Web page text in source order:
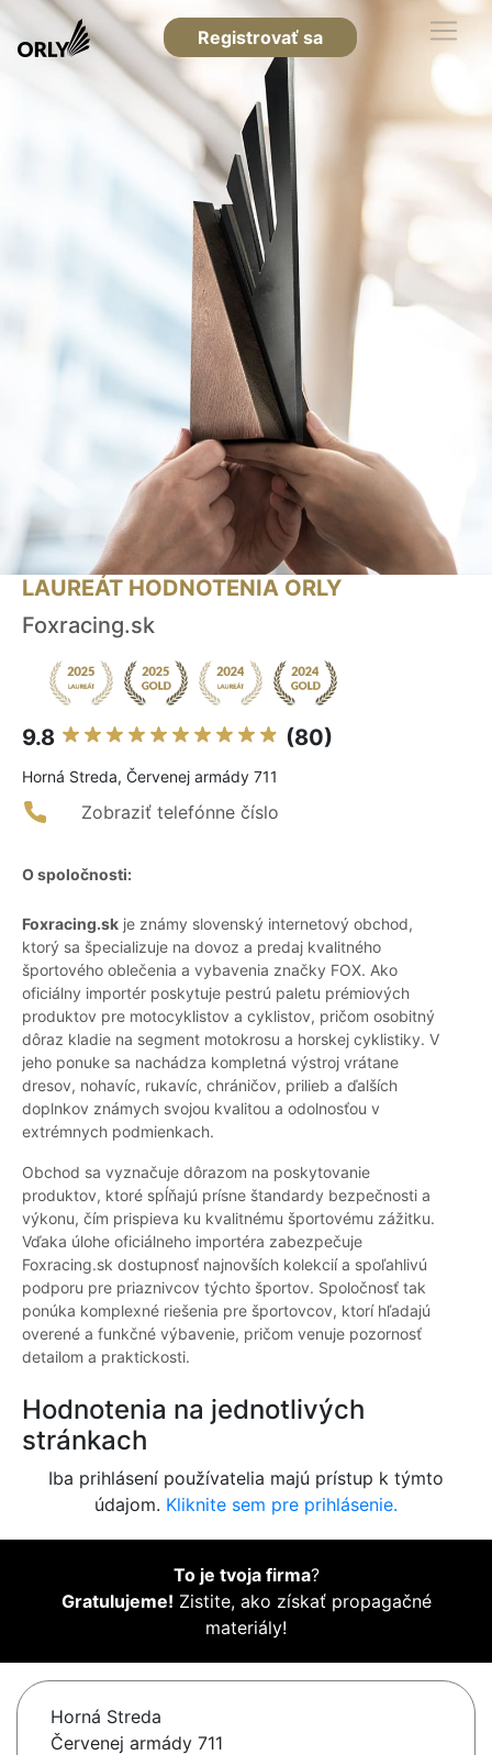
Registrovať sa
LAUREÁT HODNOTENIA ORLY
Foxracing.sk
9.8 (80)
Horná Streda, Červenej armády 711
Zobraziť telefónne číslo
O spoločnosti:
Foxracing.sk je známy slovenský internetový obchod,
ktorý sa špecializuje na dovoz a predaj kvalitného
športového oblečenia a vybavenia značky FOX. Ako
oficiálny importér poskytuje pestrú paletu prémiových
produktov pre motocyklistov a cyklistov, pričom osobitný
dôraz kladie na segment motokrosu a horskej cyklistiky. V
jeho ponuke sa nachádza kompletná výstroj vrátane
dresov, nohavíc, rukavíc, chráničov, prilieb a ďalších
doplnkov známych svojou kvalitou a odolnosťou v
extrémnych podmienkach.
Obchod sa vyznačuje dôrazom na poskytovanie
produktov, ktoré spĺňajú prísne štandardy bezpečnosti a
výkonu, čím prispieva ku kvalitnému športovému zážitku.
Vďaka úlohe oficiálneho importéra zabezpečuje
Foxracing.sk dostupnosť najnovších kolekcií a spoľahlivú
podporu pre priaznivcov týchto športov. Spoločnosť tak
ponúka komplexné riešenia pre športovcov, ktorí hľadajú
overené a funkčné výbavenie, pričom venuje pozornosť
detailom a praktickosti.
Hodnotenia na jednotlivých
stránkach
Iba prihlásení používatelia majú prístup k týmto
údajom. Kliknite sem pre prihlásenie.
To je tvoja firma?
Gratulujeme! Zistite, ako získať propagačné
materiály!
Horná Streda
Červenej armády 711